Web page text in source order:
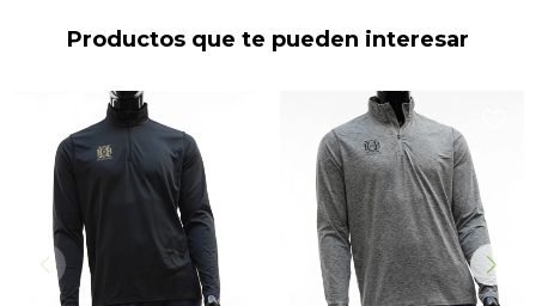
Productos que te pueden interesar